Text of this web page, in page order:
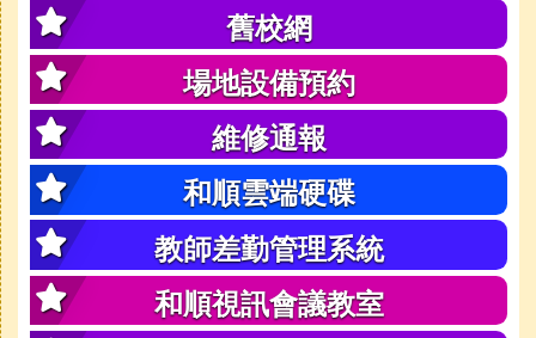
舊校網
場地設備預約
維修通報
和順雲端硬碟
教師差勤管理系統
和順視訊會議教室